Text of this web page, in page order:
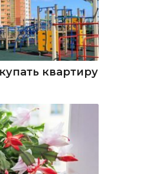
квартиру